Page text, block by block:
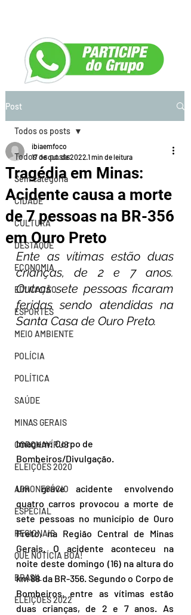
Post
Todos os posts
Sem categoria
CIDADE
CULTURA
DESTAQUE
ECONOMIA
EDUCAÇÃO
ESPORTES
MEIO AMBIENTE
POLÍCIA
POLÍTICA
SAÚDE
MINAS GERAIS
CORONAVÍRUS
ELEIÇÕES 2020
AGRONEGÓCIO
ESPECIAL
REGIONAIS
QUE NOTÍCIA BOA!
BRASIL
ELEIÇÕES 2022
Todos os posts
Tragédia em Minas:
Acidente causa a morte
de 7 pessoas na BR-356
em Ouro Preto
ibiaemfoco
17 de out. de 2022 1 min de leitura
Ente as vítimas estão duas
crianças, de 2 e 7 anos.
Outras sete pessoas ficaram
feridas sendo atendidas na
Santa Casa de Ouro Preto.
Imagem: Corpo de
Bombeiros/Divulgação.
Um grave acidente envolvendo
quatro carros provocou a morte de
sete pessoas no município de Ouro
Preto, na Região Central de Minas
Gerais. O acidente aconteceu na
noite deste domingo (16) na altura do
km 88 da BR-356. Segundo o Corpo de
Bombeiros, entre as vítimas estão
duas crianças, de 2 e 7 anos. As